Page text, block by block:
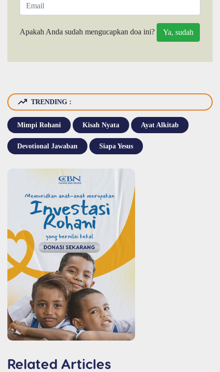
Apakah Anda sudah mengucapkan doa ini?
TRENDING :
Mimpi Rohani Kisah Nyata Ayat Alkitab
Devotional Jawaban Siapa Yesus
Related Articles